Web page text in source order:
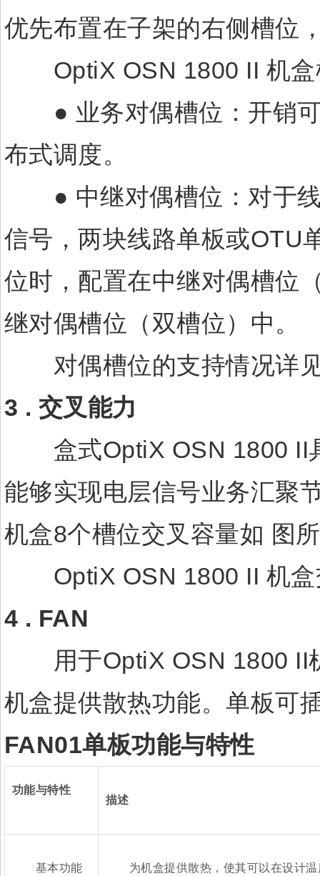
优先布置在子架的右侧槽位
OptiX OSN 1800 II 机盒
● 业务对偶槽位：开销可
布式调度。
● 中继对偶槽位：对于线
信号，两块线路单板或OTU
位时，配置在中继对偶槽位
继对偶槽位（双槽位）中。
对偶槽位的支持情况详见
3 . 交叉能力
盒式OptiX OSN 1800 II
能够实现电层信号业务汇聚
机盒8个槽位交叉容量如 图
OptiX OSN 1800 II 机盒
4 . FAN
用于OptiX OSN 1800 II
机盒提供散热功能。单板可
FAN01单板功能与特性
功能与特性
描述
基本功能 为机盒提供散热，使其可以在设计温